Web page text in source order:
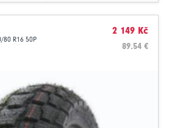
80 R16 50P
2 149 Kč
89.54 €